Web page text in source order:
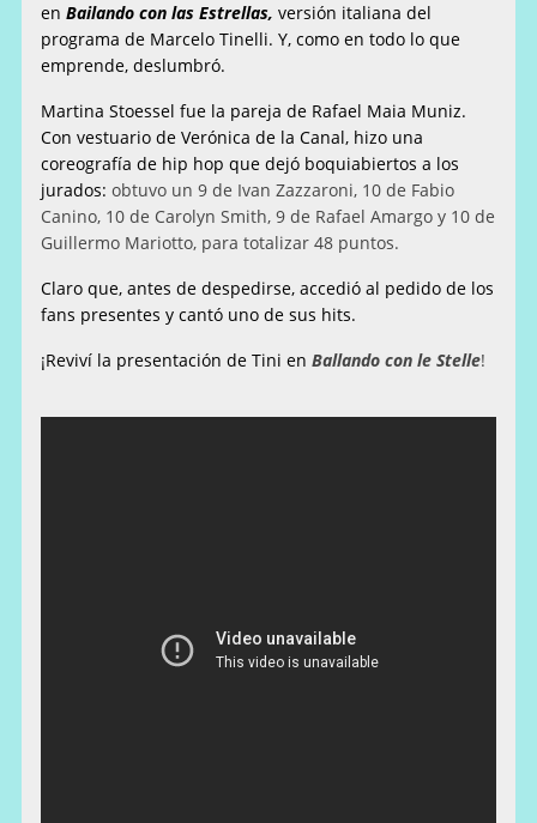
enBailando con las Estrellas,versión italiana del
programa de Marcelo Tinelli. Y, como en todo lo que
emprende, deslumbró.
Martina Stoessel fue la pareja de Rafael Maia Muniz.
Con vestuario de Verónica de la Canal, hizo una
coreografía de hip hop que dejó boquiabiertos a los
jurados:obtuvo un 9 de Ivan Zazzaroni, 10 de Fabio
Canino, 10 de Carolyn Smith, 9 de Rafael Amargo y 10 de
Guillermo Mariotto, para totalizar 48 puntos.
Claro que, antes de despedirse, accedió al pedido de los
fans presentes y cantó uno de sus hits.
¡Reviví la presentación de Tini enBallando con le Stelle!